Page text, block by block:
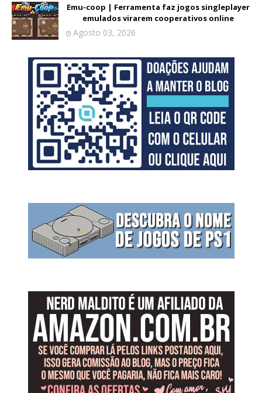
Emu-coop | Ferramenta faz jogos singleplayer
emulados virarem cooperativos online
Agosto 03, 2026